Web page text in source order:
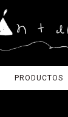
PRODUCTOS